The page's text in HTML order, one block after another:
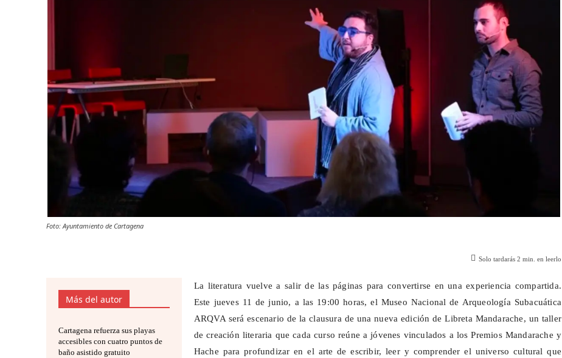
Foto: Ayuntamiento de Cartagena
Solo tardarás2 min. en leerlo
Más del autor
Cartagena refuerza sus playas
accesibles con cuatro puntos de
baño asistido gratuito
La literatura vuelve a salir de las páginas para convertirse en una experiencia compartida.
Este jueves 11 de junio, a las 19:00 horas, el Museo Nacional de Arqueología Subacuática
ARQVA será escenario de la clausura de una nueva edición de Libreta Mandarache, un taller
de creación literaria que cada curso reúne a jóvenes vinculados a los Premios Mandarache y
Hache para profundizar en el arte de escribir, leer y comprender el universo cultural que